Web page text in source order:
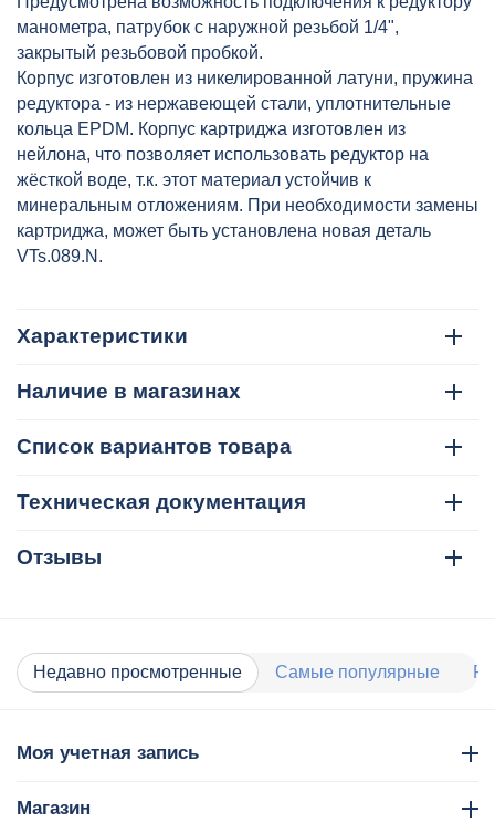
манометра, патрубок с наружной резьбой 1/4",
закрытый резьбовой пробкой.
Корпус изготовлен из никелированной латуни, пружина
редуктора - из нержавеющей стали, уплотнительные
кольца EPDM. Корпус картриджа изготовлен из
нейлона, что позволяет использовать редуктор на
жёсткой воде, т.к. этот материал устойчив к
минеральным отложениям. При необходимости замены
картриджа, может быть установлена новая деталь
VTs.089.N.
Характеристики
Наличие в магазинах
Список вариантов товара
Техническая документация
Отзывы
Недавно просмотренные Самые популярные
Моя учетная запись
Магазин